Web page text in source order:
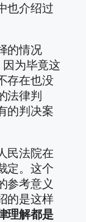
也介绍过
的情况
因为毕竟这
存在也没
法律判
的判决案
民法院在
定。这个
参考意义
的是这样
理解都是